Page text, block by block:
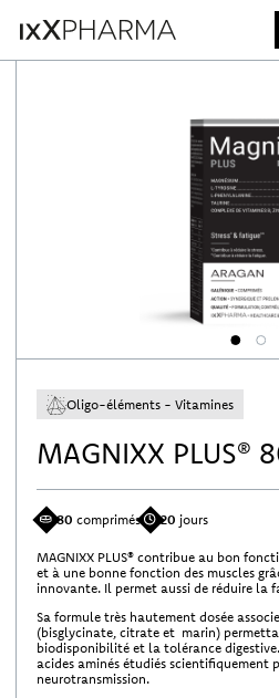
L’expertise IxX Pharma
Notre accompagnement des
Focus santé
1 2
Oligo-éléments - Vitamines
MAGNIXX PLUS®
80 comprimés 20 jours
MAGNIXX PLUS® contribue au bon
et à une bonne fonction des muscles
innovante. Il permet aussi de réduire la
Sa formule très hautement dosée
(bisglycinate, citrate et marin)
biodisponibilité et la tolérance
acides aminés étudiés scientifiquement
neurotransmission.